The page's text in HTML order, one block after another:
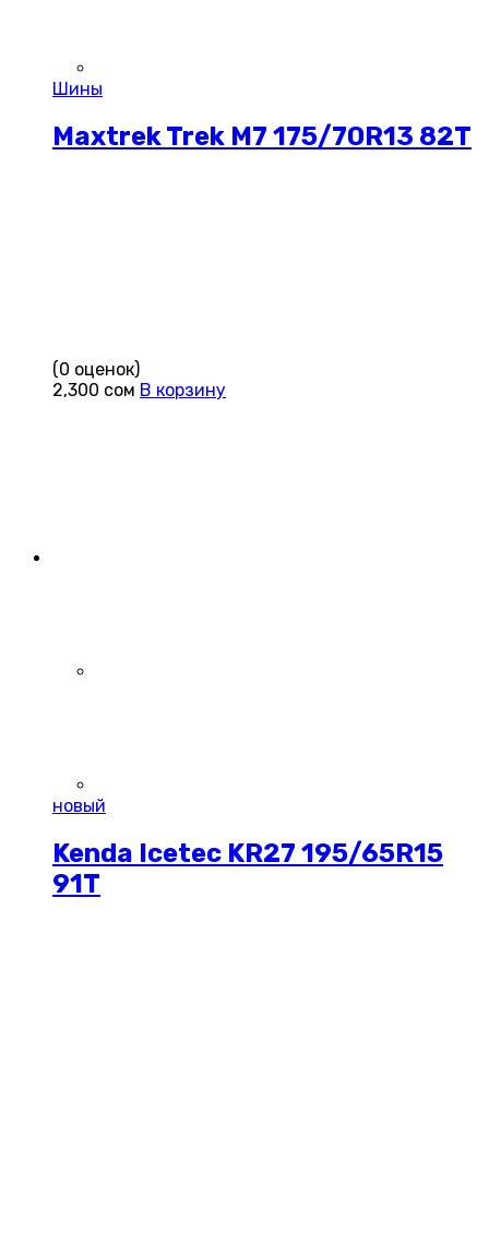
Шины
Maxtrek Trek M7 175/70R13 82T
(0 оценок)
2,300 сом В корзину
новый
Kenda Icetec KR27 195/65R15
91T